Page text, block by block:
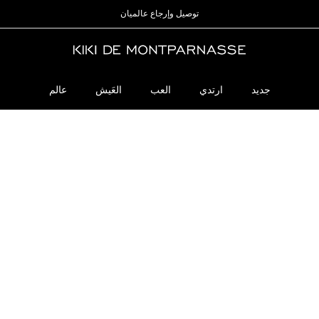
توصيل وإرجاع عالميان
جديد ارتدي العب العَيش عالم